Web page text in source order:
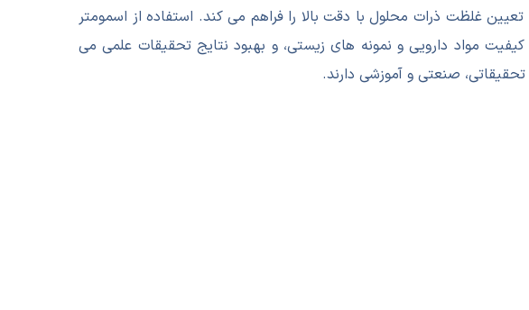
غلظت ذرات محلول با دقت بالا را فراهم می کند. استفاده از اسمومتر
مواد دارویی و نمونه های زیستی، و بهبود نتایج تحقیقات علمی می
صنعتی و آموزشی دارند.